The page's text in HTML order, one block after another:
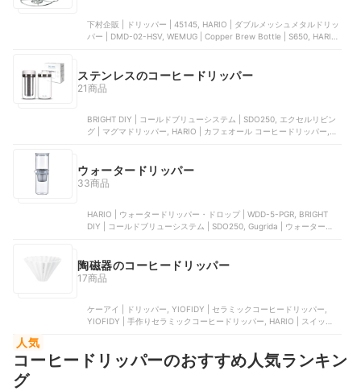
下村企販 | ドリッパー | 45145, HARIO | ダブルメッシュメタルドリッ
パー | DMD-02-HSV, WEMUG | Cop​​per Brew Bottle | S650, HARIO
ステンレスのコーヒードリッパー
21商品
BRIGHT DIY | コールドブリューシステム | SDO250, エクセルリビン
グ | マグマドリッパー, HARIO | カフェオール コーヒードリッパー,
ウォータードリッパー
33商品
HARIO | ウォータードリッパー・ドロップ | WDD-5-PGR, BRIGHT
DIY | コールドブリューシステム | SDO250, Gugrida | ウォータードリ
陶磁器のコーヒードリッパー
17商品
ケーアイ | ドリッパー, YIOFIDY | セラミックコーヒードリッパー,
YIOFIDY | 手作りセラミックコーヒードリッパー, HARIO | スイッチ
人気
コーヒードリッパーのおすすめ人気ランキン
グ